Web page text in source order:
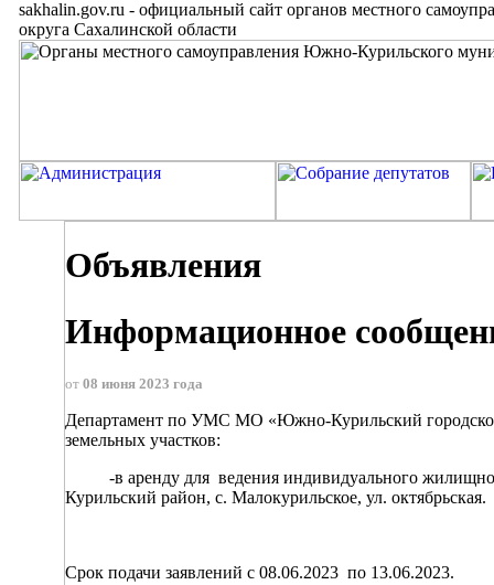
sakhalin.gov.ru - официальный сайт органов местного
округа Сахалинской области
Объявления
Информационное
от 08 июня 2023 года
Департамент по УМС МО «Южно-Курильский
земельных участков:
-в аренду для ведения индивидуального
Курильский район, с. Малокурильское, ул. октябрьская.
Срок подачи заявлений с 08.06.2023 по 13.06.2023.